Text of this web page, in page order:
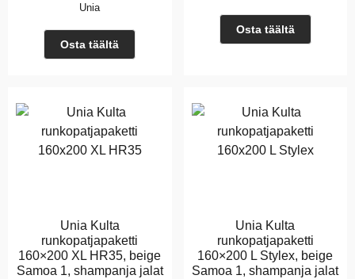
Unia
Osta täältä
Osta täältä
Unia Kulta
runkopatjapaketti
160×200 XL HR35, beige
Samoa 1, shampanja jalat
Unia Kulta
runkopatjapaketti
160×200 L Stylex, beige
Samoa 1, shampanja jalat